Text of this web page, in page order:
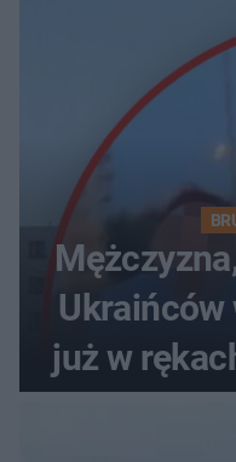
Ukraińców
już w